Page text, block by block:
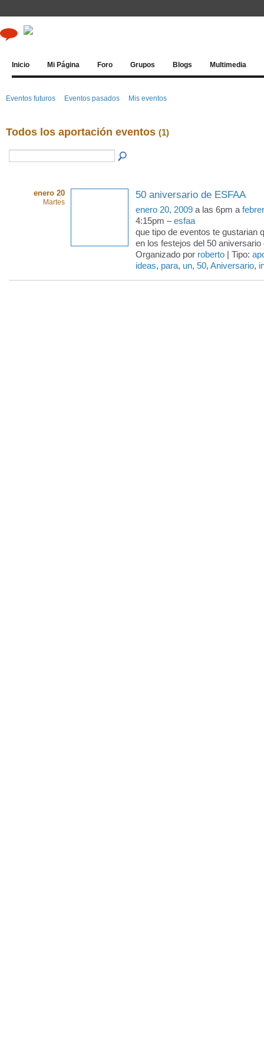
Inicio Mi Página Foro Grupos Blogs Multimedia
Eventos futuros Eventos pasados Mis eventos
Todos los aportación eventos (1)
enero 20
Martes
50 aniversario de ESFAA
enero 20, 2009 a las 6pm a
4:15pm –esfaa
que tipo de eventos te gustarian
en los festejos del 50 aniversario
Organizado por roberto | Tipo:
ideas, para, un, 50, Aniversario,